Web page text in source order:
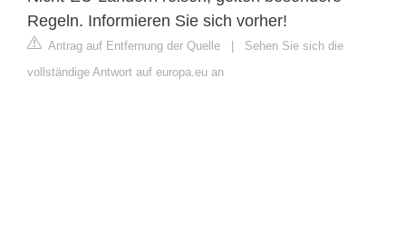
Regeln. Informieren Sie sich vorher!
Antrag auf Entfernung der Quelle | Sehen Sie sich die
vollständige Antwort auf europa.eu an